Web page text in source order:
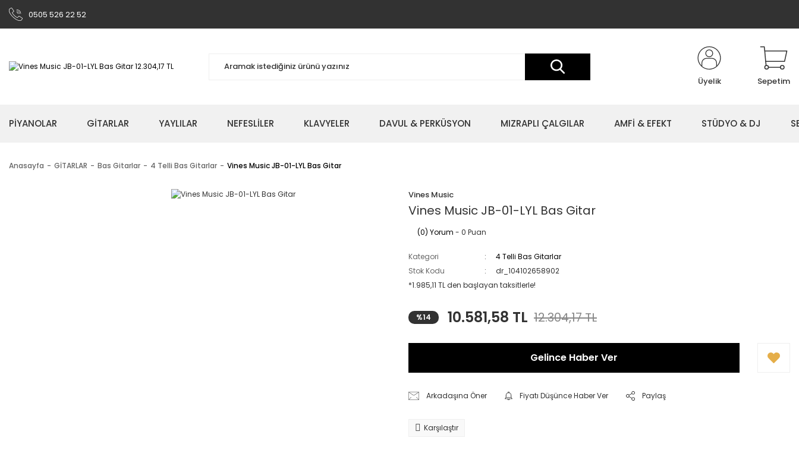
0505 526 22 52
Üyelik Sepetim
PİYANOLAR GİTARLAR YAYLILAR NEFESLİLER KLAVYELER DAVUL & PERKÜSYON MIZRAPLI ÇALGILAR AMFİ & EFEKT STÜDYO & DJ
Anasayfa GİTARLAR Bas Gitarlar 4 Telli Bas Gitarlar Vines Music JB-01-LYL Bas Gitar
Vines Music
Vines Music JB-01-LYL Bas Gitar
(0) Yorum - 0 Puan
Kategori
4 Telli Bas Gitarlar
Stok Kodu
dr_104102658902
*1.985,11 TL den başlayan taksitlerle!
%14 10.581,58 TL 12.304,17 TL
Gelince Haber Ver
Arkadaşına Öner Fiyatı Düşünce Haber Ver Paylaş
Karşılaştır